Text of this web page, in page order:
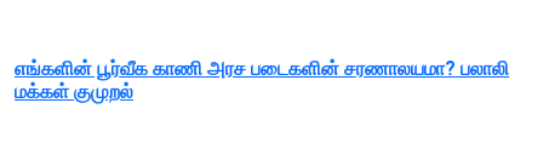
எங்களின் பூர்வீக காணி அரச படைகளின் சரணாலயமா? பலாலி
மக்கள் குமுறல்